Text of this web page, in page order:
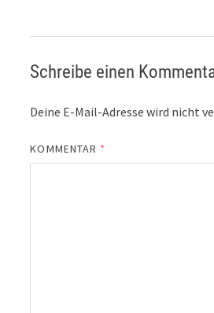
Schreibe einen
Deine E-Mail-Adresse wird nicht
KOMMENTAR *